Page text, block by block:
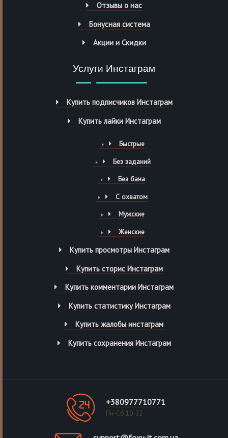
Отзывы о нас
Бонусная система
Акции и Скидки
Услуги Инстаграм
Купить подписчиков Инстаграм
Купить лайки Инстаграм
Быстрые
Без заданий
Без бана
С охватом
Мужские
Женские
Купить просмотры Инстаграм
Купить сторис Инстаграм
Купить комментарии Инстаграм
Купить статистику Инстаграм
Купить жалобы инстаграм
Купить сохранения Инстаграм
+380977710771
Пн-Сб 10-22